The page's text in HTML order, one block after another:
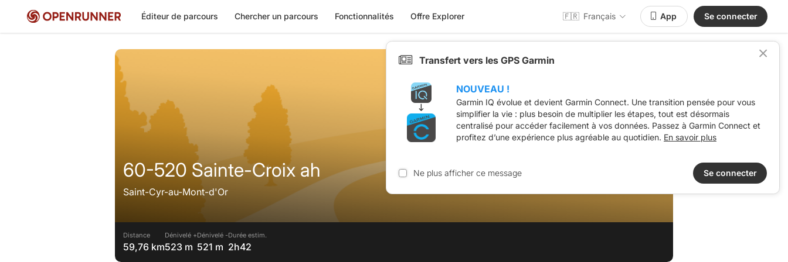
Éditeur de parcours Chercher un parcours Fonctionnalités Offre Explorer 🇫🇷 Français App Se connecter
60-520 Sainte-Croix ah
Saint-Cyr-au-Mont-d'Or
Distance
59,76 km
Dénivelé +
523 m
Dénivelé -
521 m
Durée estim.
2h42
Transfert vers les GPS Garmin
NOUVEAU !
Garmin IQ évolue et devient Garmin Connect. Une transition pensée pour vous
simplifier la vie : plus besoin de multiplier les étapes, tout est désormais
centralisé pour accéder facilement à vos données. Passez à Garmin Connect et
profitez d’une expérience plus agréable au quotidien. En savoir plus
Ne plus afficher ce message Se connecter